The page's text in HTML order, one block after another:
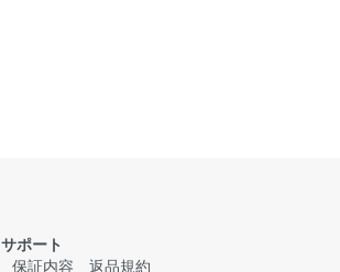
サポート
保証内容
返品規約